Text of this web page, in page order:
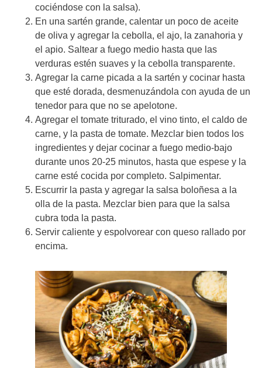
cociéndose con la salsa).
En una sartén grande, calentar un poco de aceite
de oliva y agregar la cebolla, el ajo, la zanahoria y
el apio. Saltear a fuego medio hasta que las
verduras estén suaves y la cebolla transparente.
Agregar la carne picada a la sartén y cocinar hasta
que esté dorada, desmenuzándola con ayuda de un
tenedor para que no se apelotone.
Agregar el tomate triturado, el vino tinto, el caldo de
carne, y la pasta de tomate. Mezclar bien todos los
ingredientes y dejar cocinar a fuego medio-bajo
durante unos 20-25 minutos, hasta que espese y la
carne esté cocida por completo. Salpimentar.
Escurrir la pasta y agregar la salsa boloñesa a la
olla de la pasta. Mezclar bien para que la salsa
cubra toda la pasta.
Servir caliente y espolvorear con queso rallado por
encima.